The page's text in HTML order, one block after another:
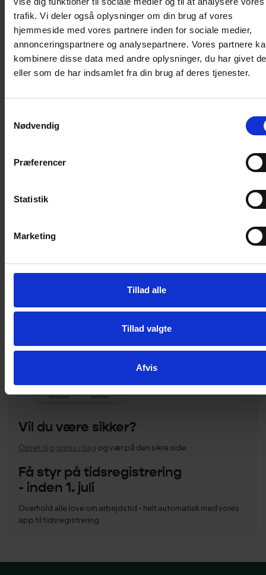
trafik. Vi deler også oplysninger om din brug af vores
hjemmeside med vores partnere inden for sociale medier,
annonceringspartnere og analysepartnere. Vores partnere
kombinere disse data med andre oplysninger, du har givet
eller som de har indsamlet fra din brug af deres tjenester.
Nødvendig
Præferencer
Statistik
Marketing
Tillad alle
Tillad valgte
Afvis
Med funktionen Tidsregistrering i HRfamly tilbyder vi dig
en simpel og sikker løsning, som tilmed er ekstrem let at
implementere. Løsningen overholder alle lovkrav. Den
sikrer jer den krævede dokumentation og opbevaring af
data i minimum 5 år, samt tilgængelig for offentlige
Vil du være sikker?
Opret dig gratis i dag og vær på den sikre side.
Få styr på tidsregistrering
- inden 1. juli
Overhold alle love om arbejdstid - helt automatisk med vores
app til tidsregistrering.